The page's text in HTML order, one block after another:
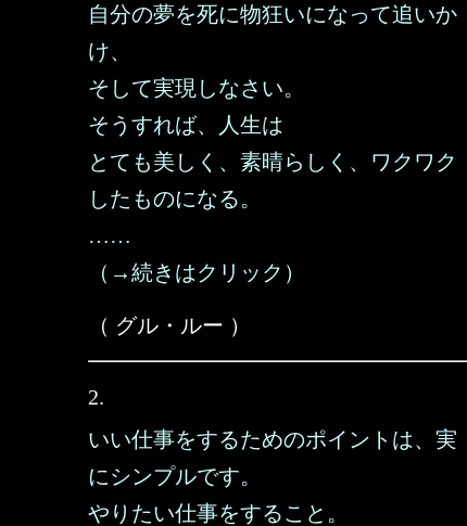
自分の夢を死に物狂いになって追いか
け、
そして実現しなさい。
そうすれば、人生は
とても美しく、素晴らしく、ワクワク
したものになる。
……
（→続きはクリック）
（ グル・ルー ）
2.
いい仕事をするためのポイントは、実
にシンプルです。
やりたい仕事をすること。